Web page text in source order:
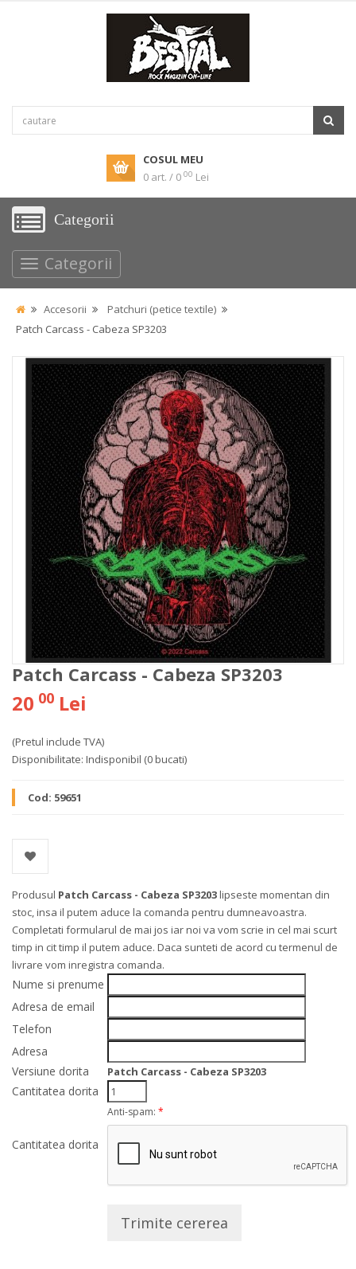
COSUL MEU
0 art. / 0 00 Lei
Categorii
Categorii
Accesorii
Patchuri (petice textile)
Patch Carcass - Cabeza SP3203
Patch Carcass - Cabeza SP3203
20 00 Lei
(Pretul include TVA)
Disponibilitate: Indisponibil (0 bucati)
Cod: 59651
Produsul Patch Carcass - Cabeza SP3203lipseste momentan din
stoc, insa il putem aduce la comanda pentru dumneavoastra.
Completati formularul de mai jos iar noi va vom scrie in cel mai scurt
timp in cit timp il putem aduce. Daca sunteti de acord cu termenul de
livrare vom inregistra comanda.
Nume si prenume
Adresa de email
Telefon
Adresa
Versiune dorita
Patch Carcass - Cabeza SP3203
Cantitatea dorita
Cantitatea dorita
Anti-spam: *
Trimite cererea